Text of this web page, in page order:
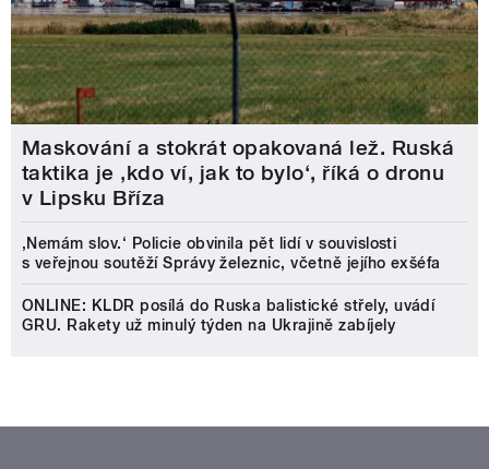
Maskování a stokrát opakovaná lež. Ruská
taktika je ‚kdo ví, jak to bylo‘, říká o dronu
v Lipsku Bříza
‚Nemám slov.‘ Policie obvinila pět lidí v souvislosti
s veřejnou soutěží Správy železnic, včetně jejího exšéfa
ONLINE: KLDR posílá do Ruska balistické střely, uvádí
GRU. Rakety už minulý týden na Ukrajině zabíjely